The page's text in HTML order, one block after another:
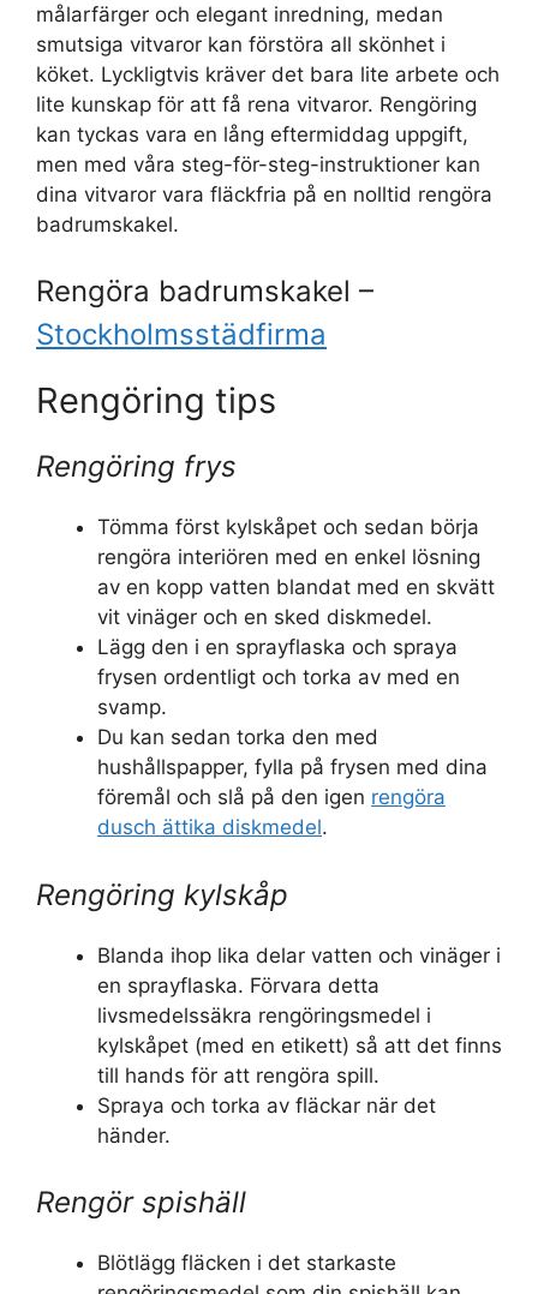
målarfärger och elegant inredning, medan
smutsiga vitvaror kan förstöra all skönhet i
köket. Lyckligtvis kräver det bara lite arbete och
lite kunskap för att få rena vitvaror. Rengöring
kan tyckas vara en lång eftermiddag uppgift,
men med våra steg-för-steg-instruktioner kan
dina vitvaror vara fläckfria på en nolltid rengöra
badrumskakel.
Rengöra badrumskakel –
Stockholmsstädfirma
Rengöring tips
Rengöring frys
Tömma först kylskåpet och sedan börja
rengöra interiören med en enkel lösning
av en kopp vatten blandat med en skvätt
vit vinäger och en sked diskmedel.
Lägg den i en sprayflaska och spraya
frysen ordentligt och torka av med en
svamp.
Du kan sedan torka den med
hushållspapper, fylla på frysen med dina
föremål och slå på den igen rengöra
dusch ättika diskmedel.
Rengöring kylskåp
Blanda ihop lika delar vatten och vinäger i
en sprayflaska. Förvara detta
livsmedelssäkra rengöringsmedel i
kylskåpet (med en etikett) så att det finns
till hands för att rengöra spill.
Spraya och torka av fläckar när det
händer.
Rengör spishäll
Blötlägg fläcken i det starkaste